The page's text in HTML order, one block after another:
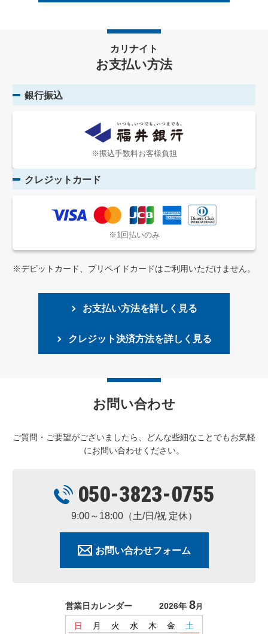
カリナイト
お支払い方法
銀行振込
※振込手数料お客様負担
クレジットカード
※1回払いのみ
※デビットカード、プリペイドカードはご利用いただけません。
お支払い方法を詳しく見る
クレジット決済方法を詳しく見る
お問い合わせ
ご質問・ご要望がございましたら、どんな些細なことでもお気軽
にお問い合わせください。
営業日カレンダー 2026年 8月
日 月 火 水 木 金
土
050-3823-0755
9:00～18:00（土/日/祝 定休）
お問い合わせフォーム